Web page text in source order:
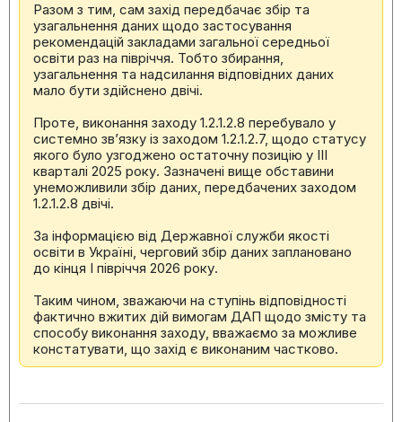
Разом з тим, сам захід передбачає збір та
узагальнення даних щодо застосування
рекомендацій закладами загальної середньої
освіти раз на півріччя. Тобто збирання,
узагальнення та надсилання відповідних даних
мало бути здійснено двічі.
Проте, виконання заходу 1.2.1.2.8 перебувало у
системно зв’язку із заходом 1.2.1.2.7, щодо статусу
якого було узгоджено остаточну позицію у III
кварталі 2025 року. Зазначені вище обставини
унеможливили збір даних, передбачених заходом
1.2.1.2.8 двічі.
За інформацією від Державної служби якості
освіти в Україні, черговий збір даних заплановано
до кінця I півріччя 2026 року.
Таким чином, зважаючи на ступінь відповідності
фактично вжитих дій вимогам ДАП щодо змісту та
способу виконання заходу, вважаємо за можливе
констатувати, що захід є виконаним частково.